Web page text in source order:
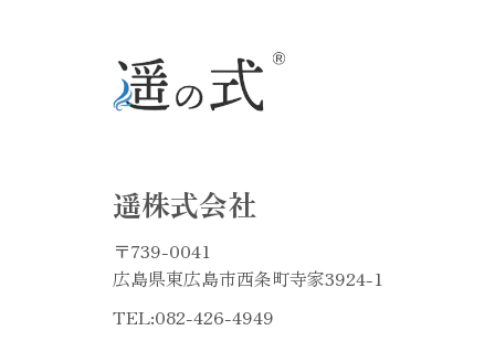
遥株式会社
〒739-0041
広島県東広島市西条町寺家3924-1
TEL:082-426-4949